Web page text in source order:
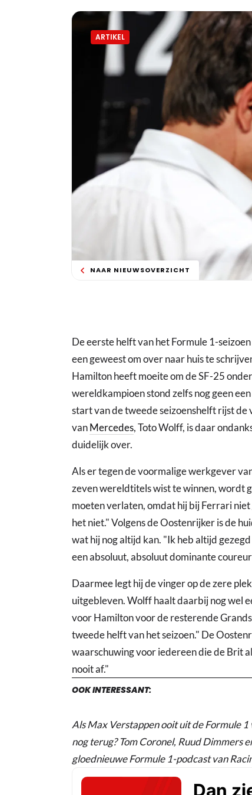
ARTIKEL
NAAR NIEUWSOVERZICHT
De eerste helft van het Formule 1-
een geweest om over naar huis te
Hamilton heeft moeite om de SF-25
wereldkampioen stond zelfs nog geen
start van de tweede seizoenshelft rijst de
vanMercedes, Toto Wolff, is daar
duidelijk over.
Als er tegen de voormalige werkgever
zeven wereldtitels wist te winnen, wordt
moeten verlaten, omdat hij bij Ferrari
het niet." Volgens de Oostenrijker is de
wat hij nog altijd kan. "Ik heb altijd
een absoluut, absoluut dominante
Daarmee legt hij de vinger op de zere
uitgebleven. Wolff haalt daarbij nog wel
voor Hamilton voor de resterende
tweede helft van het seizoen." De
waarschuwing voor iedereen die de Brit
nooit af."
OOK INTERESSANT:
Als Max Verstappen ooit uit de Formule
nog terug? Tom Coronel, Ruud Dimmers
gloednieuwe Formule 1-podcast van